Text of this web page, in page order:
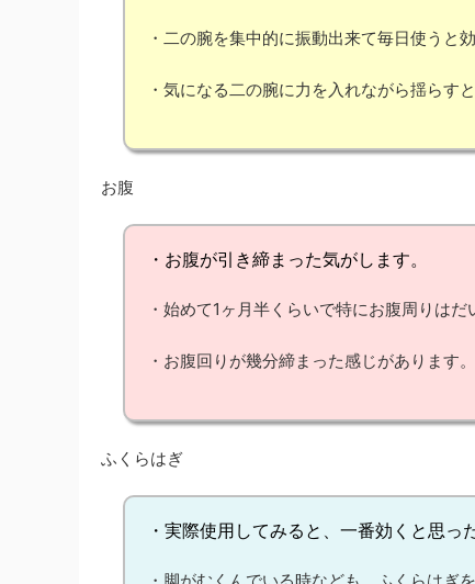
・二の腕を集中的に振動出来て毎日使うと
・気になる二の腕に力を入れながら揺らす
お腹
・ お腹が引き締まった気がします。
・始めて1ヶ月半くらいで特にお腹周りはだ
・ お腹回り が幾分締まった感じがあります。
ふくらはぎ
・実際使用してみると、 一番効く と思っ